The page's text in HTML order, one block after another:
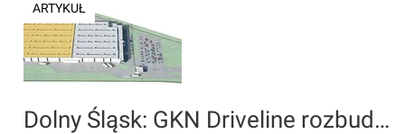
ARTYKUŁ
Dolny Śląsk: GKN Driveline rozbudowuje zakład w Oleśnicy